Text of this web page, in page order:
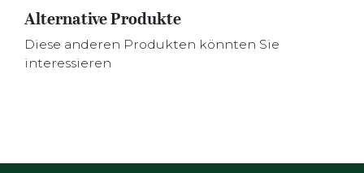
Alternative Produkte
Diese anderen Produkten könnten Sie
interessieren